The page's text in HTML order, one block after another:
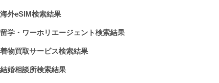
海外eSIM検索結果
留学・ワーホリエージェント検索結果
着物買取サービス検索結果
結婚相談所検索結果